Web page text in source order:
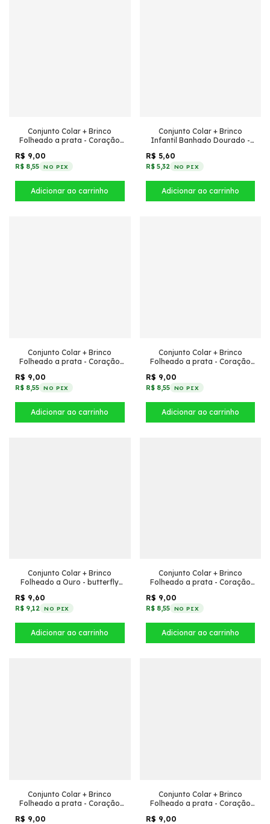
Conjunto Colar + Brinco
Folheado a prata - Coração
R$ 9,00
R$ 8,55 NO PIX
Conjunto Colar + Brinco
Infantil Banhado Dourado -
R$ 5,60
R$ 5,32 NO PIX
Conjunto Colar + Brinco
Folheado a prata - Coração
R$ 9,00
R$ 8,55 NO PIX
Conjunto Colar + Brinco
Folheado a prata - Coração
R$ 9,00
R$ 8,55 NO PIX
Conjunto Colar + Brinco
Folheado a Ouro - butterfly
R$ 9,60
R$ 9,12 NO PIX
Conjunto Colar + Brinco
Folheado a prata - Coração
R$ 9,00
R$ 8,55 NO PIX
Conjunto Colar + Brinco
Folheado a prata - Coração
R$ 9,00
Conjunto Colar + Brinco
Folheado a prata - Coração
R$ 9,00